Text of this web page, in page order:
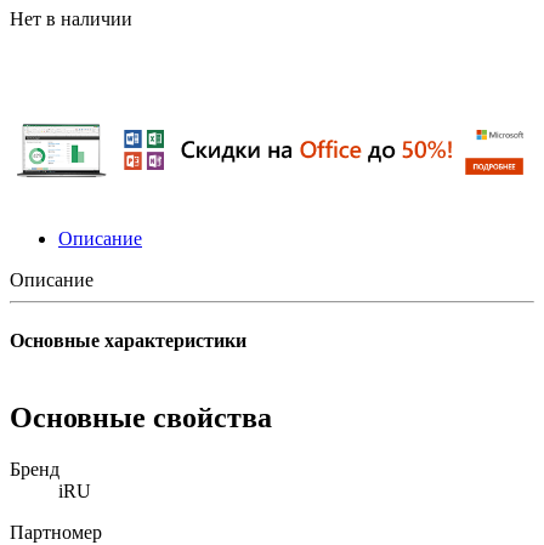
Нет в наличии
Описание
Описание
Основные характеристики
Основные свойства
Бренд
iRU
Партномер